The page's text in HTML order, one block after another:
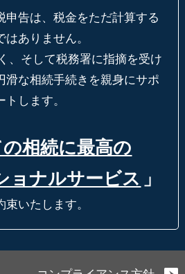
申告は、税金をただ計算する
はありません。
、そして税務署に指摘を受け
滑な相続手続きを親身にサポ
トします。
相続に最高の
ョナルサービス 」
束いたします。